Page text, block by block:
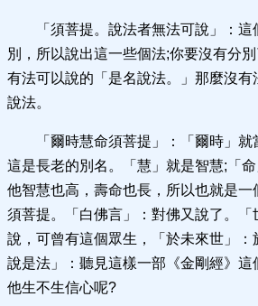
「須菩提。說法者無法可說」：
別，所以說出這一些個法;你要沒有分
有法可以說的「是名說法。」那麼沒有
說法。
「爾時慧命須菩提」：「爾時」就
這是長老的別名。「慧」就是智慧;「
他智慧也高，壽命也長，所以也就是
須菩提。「白佛言」：對佛又說了。「
說，可曾有這個眾生，「於未來世」：
說是法」：聽見這樣一部《金剛經》這
他生不生信心呢?